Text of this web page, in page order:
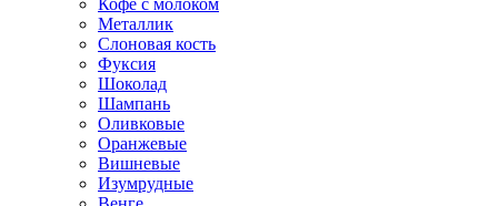
Кофе с молоком
Металлик
Слоновая кость
Фуксия
Шоколад
Шампань
Оливковые
Оранжевые
Вишневые
Изумрудные